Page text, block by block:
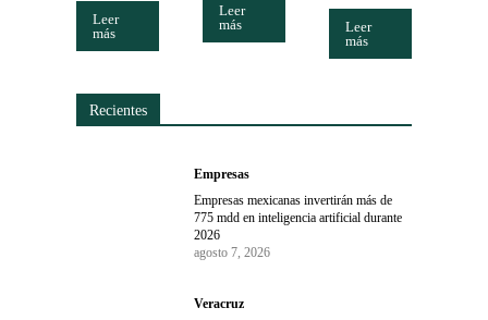
Leer
más
Leer
más
Leer
más
Recientes
Empresas
Empresas mexicanas invertirán más de
775 mdd en inteligencia artificial durante
2026
agosto 7, 2026
Veracruz